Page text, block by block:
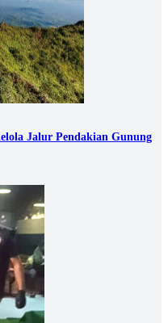
Jalur Pendakian Gunung